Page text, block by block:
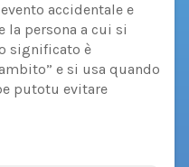
accidentale e
persona a cui si
significato è
e si usa quando
putotu evitare